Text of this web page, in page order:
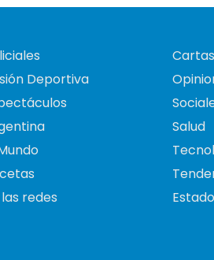
Deportiva
las redes
Salud